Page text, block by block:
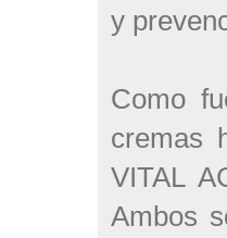
y
Como
cremas
VITAL
Ambos